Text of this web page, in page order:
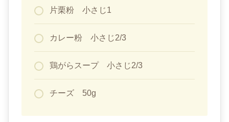
片栗粉 小さじ1
カレー粉 小さじ2/3
鶏がらスープ 小さじ2/3
チーズ 50g